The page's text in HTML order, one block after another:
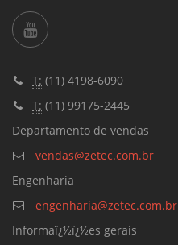
T: (11) 4198-6090
T: (11) 99175-2445
Departamento de vendas
vendas@zetec.com.br
Engenharia
engenharia@zetec.com.br
Informaï¿½ï¿½es gerais